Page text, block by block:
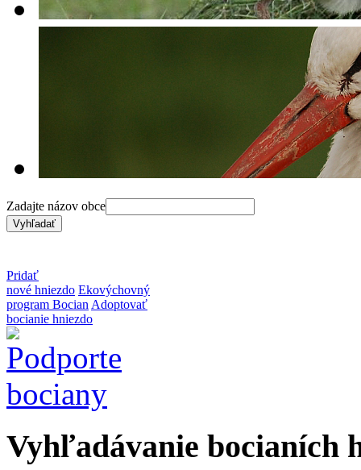
Zadajte názov obce
Pridať
nové hniezdo Ekovýchovný
program Bocian Adoptovať
bocianie hniezdo
Vyhľadávanie bocianích